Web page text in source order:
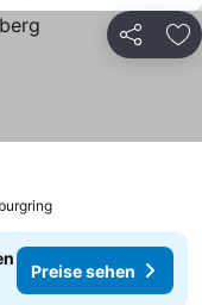
Teilen
Preise sehen